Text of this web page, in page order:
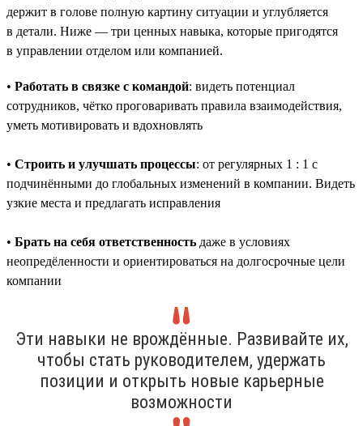
держит в голове полную картину ситуации и углубляется
в детали. Ниже — три ценных навыка, которые пригодятся
в управлении отделом или компанией.
• Работать в связке с командой: видеть потенциал
сотрудников, чётко проговаривать правила взаимодействия,
уметь мотивировать и вдохновлять
• Строить и улучшать процессы: от регулярных 1 : 1 с
подчинёнными до глобальных изменений в компании. Видеть
узкие места и предлагать исправления
• Брать на себя ответственность даже в условиях
неопредёленности и ориентироваться на долгосрочные цели
компании
Эти навыки не врождённые. Развивайте их,
чтобы стать руководителем, удержать
позиции и открыть новые карьерные
возможности